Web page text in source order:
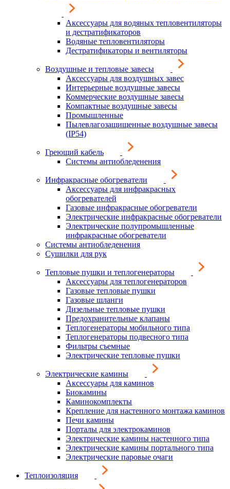
Аксессуары для водяных тепловентиляторы
и дестратификаторов
Водяные тепловентиляторы
Дестратификаторы и вентиляторы
Воздушные и тепловые завесы
Аксессуары для воздушных завес
Интерьерные воздушные завесы
Коммерческие воздушные завесы
Компактные воздушные завесы
Промышленные
Пылевлагозащищенные воздушные завесы
(IP54)
Греющий кабель
Системы антиобледенения
Инфракрасные обогреватели
Аксессуары для инфракрасных
обогревателей
Газовые инфракрасные обогреватели
Электрические инфракрасные обогреватели
Электрические полупромышленные
инфракрасные обогреватели
Системы антиобледенения
Сушилки для рук
Тепловые пушки и теплогенераторы
Аксессуары для теплогенераторов
Газовые тепловые пушки
Газовые шланги
Дизельные тепловые пушки
Предохранительные клапаны
Теплогенераторы мобильного типа
Теплогенераторы подвесного типа
Фильтры съемные
Электрические тепловые пушки
Электрические камины
Аксессуары для каминов
Биокамины
Каминокомплекты
Крепление для настенного монтажа каминов
Печи камины
Порталы для электрокаминов
Электрические камины настенного типа
Электрические камины портального типа
Электрические паровые очаги
Теплоизоляция